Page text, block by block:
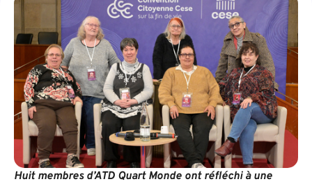
Huit membres d’ATD Quart Monde ont réfléchi à une